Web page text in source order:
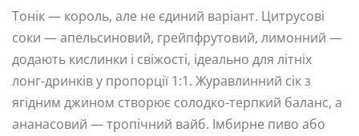
Тонік — король, але не єдиний варіант. Цитрусові
соки — апельсиновий, грейпфрутовий, лимонний —
додають кислинки і свіжості, ідеально для літніх
лонг-дринків у пропорції 1:1. Журавлинний сік з
ягідним джином створює солодко-терпкий баланс, а
ананасовий — тропічний вайб. Імбирне пиво або